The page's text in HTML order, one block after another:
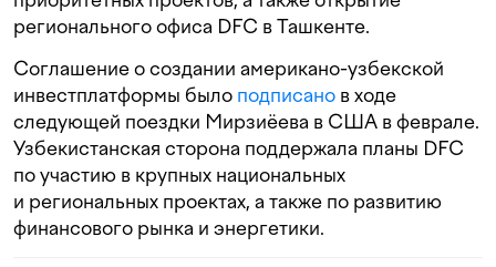
регионального офиса DFC в Ташкенте.
Соглашение о создании американо-узбекской
инвестплатформы было подписано в ходе
следующей поездки Мирзиёева в США в феврале.
Узбекистанская сторона поддержала планы DFC
по участию в крупных национальных
и региональных проектах, а также по развитию
финансового рынка и энергетики.